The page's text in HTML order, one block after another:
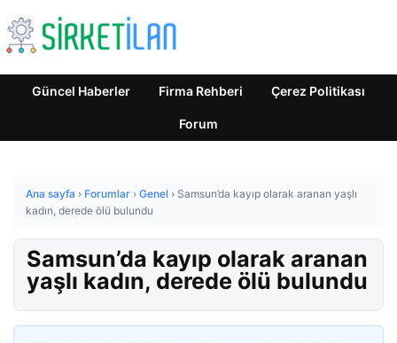
Güncel Haberler Firma Rehberi Çerez Politikası
Forum
Ana sayfa › Forumlar › Genel › Samsun’da kayıp olarak aranan yaşlı
kadın, derede ölü bulundu
Samsun’da kayıp olarak aranan
yaşlı kadın, derede ölü bulundu